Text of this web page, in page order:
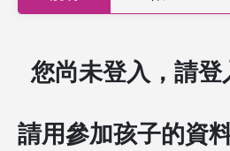
您尚未登入，請
請用參加孩子的資